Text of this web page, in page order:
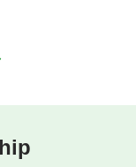
wakas ay